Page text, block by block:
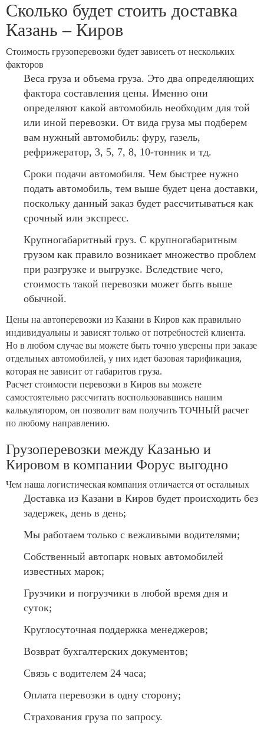
Сколько будет стоить доставка
Казань – Киров
Стоимость грузоперевозки будет зависеть от нескольких
факторов
Веса груза и объема груза. Это два определяющих
фактора составления цены. Именно они
определяют какой автомобиль необходим для той
или иной перевозки. От вида груза мы подберем
вам нужный автомобиль: фуру, газель,
рефрижератор, 3, 5, 7, 8, 10-тонник и тд.
Сроки подачи автомобиля. Чем быстрее нужно
подать автомобиль, тем выше будет цена доставки,
поскольку данный заказ будет рассчитываться как
срочный или экспресс.
Крупногабаритный груз. С крупногабаритным
грузом как правило возникает множество проблем
при разгрузке и выгрузке. Вследствие чего,
стоимость такой перевозки может быть выше
обычной.
Цены на автоперевозки из Казани в Киров как правильно
индивидуальны и зависят только от потребностей клиента.
Но в любом случае вы можете быть точно уверены при заказе
отдельных автомобилей, у них идет базовая тарификация,
которая не зависит от габаритов груза.
Расчет стоимости перевозки в Киров вы можете
самостоятельно рассчитать воспользовавшись нашим
калькулятором, он позволит вам получить ТОЧНЫЙ расчет
по любому направлению.
Грузоперевозки между Казанью и
Кировом в компании Форус выгодно
Чем наша логистическая компания отличается от остальных
Доставка из Казани в Киров будет происходить без
задержек, день в день;
Мы работаем только с вежливыми водителями;
Собственный автопарк новых автомобилей
известных марок;
Грузчики и погрузчики в любой время дня и
суток;
Круглосуточная поддержка менеджеров;
Возврат бухгалтерских документов;
Связь с водителем 24 часа;
Оплата перевозки в одну сторону;
Страхования груза по запросу.